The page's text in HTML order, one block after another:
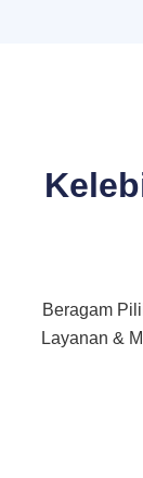
Beragam
Layanan &